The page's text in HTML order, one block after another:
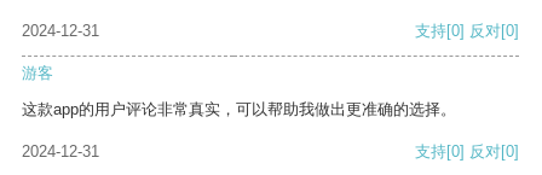
2024-12-31 支持[0] 反对[0]
游客
这款app的用户评论非常真实，可以帮助我做出更准确的选择。
2024-12-31 支持[0] 反对[0]